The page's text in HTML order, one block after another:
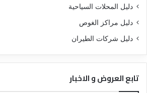
دليل المحلات السياحية
دليل مراكز الغوص
دليل شركات الطيران
تابع العروض و الاخبار